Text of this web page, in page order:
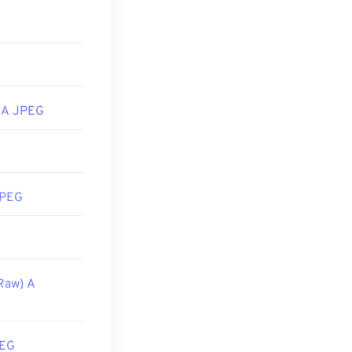
JPEG
A